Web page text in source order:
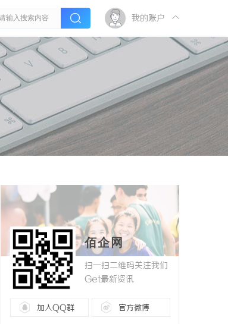
我的账户
佰企网
扫一扫二维码关注我们
Get最新资讯
加入QQ群 官方微博